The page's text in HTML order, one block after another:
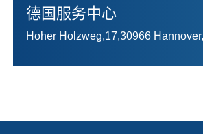
德国服务中心
Hoher Holzweg,17,30966